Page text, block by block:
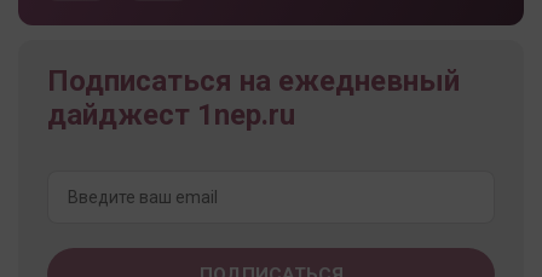
Подписаться на ежедневный
дайджест 1nep.ru